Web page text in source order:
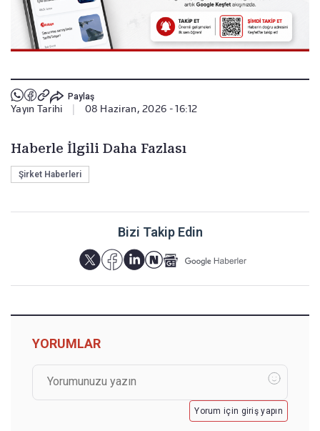
Paylaş
Yayın Tarihi 08 Haziran, 2026 - 16:12
Haberle İlgili Daha Fazlası
Şirket Haberleri
Bizi Takip Edin
YORUMLAR
Yorum için giriş yapın